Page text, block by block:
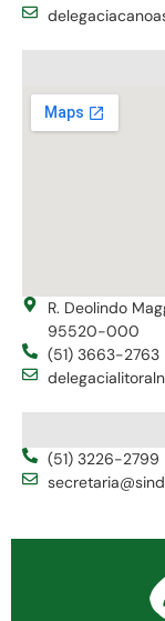
R. Deolindo
95520-000
(51) 3663-2763
(51) 3226-2799